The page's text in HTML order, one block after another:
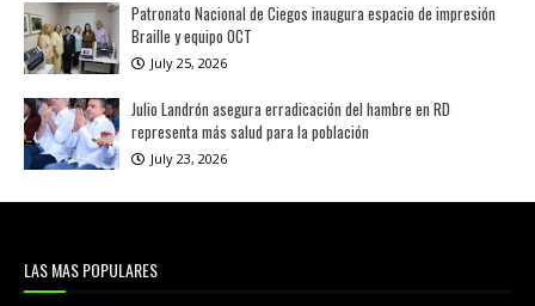
Patronato Nacional de Ciegos inaugura espacio de impresión
Braille y equipo OCT
July 25, 2026
Julio Landrón asegura erradicación del hambre en RD
representa más salud para la población
July 23, 2026
LAS MAS POPULARES